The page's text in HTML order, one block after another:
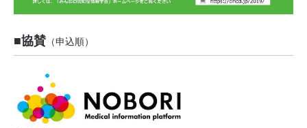
■協賛 （申込順）